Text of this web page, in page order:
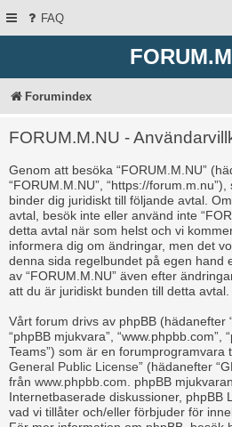
FAQ
Forumindex
FORUM.M.NU -
Genom att besöka “FORUM.M.NU”
“FORUM.M.NU”, “https://
binder dig juridiskt till följande avtal.
avtal, besök inte eller använd inte
detta avtal när som helst och vi
informera dig om ändringar, men det
denna sida regelbundet på egen hand
av “FORUM.M.NU” även efter
att du är juridiskt bunden till detta avtal.
Vårt forum drivs av phpBB (hädanefter
“phpBB mjukvara”, “www.phpbb.com”,
Teams”) som är en forumprogramvara
General Public License” (hädanefter
från www.phpbb.com . phpBB
Internetbaserade diskussioner, phpBB
vad vi tillåter och/eller förbjuder för